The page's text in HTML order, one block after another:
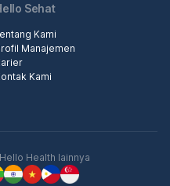
Sehat
Kami
Manajemen
Kami
Health lainnya